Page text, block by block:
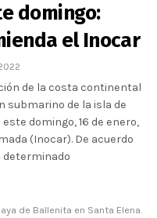
domingo:
el Inocar
de la costa continental
submarino de la isla de
domingo, 16 de enero,
(Inocar). De acuerdo
determinado
de Ballenita en Santa Elena.